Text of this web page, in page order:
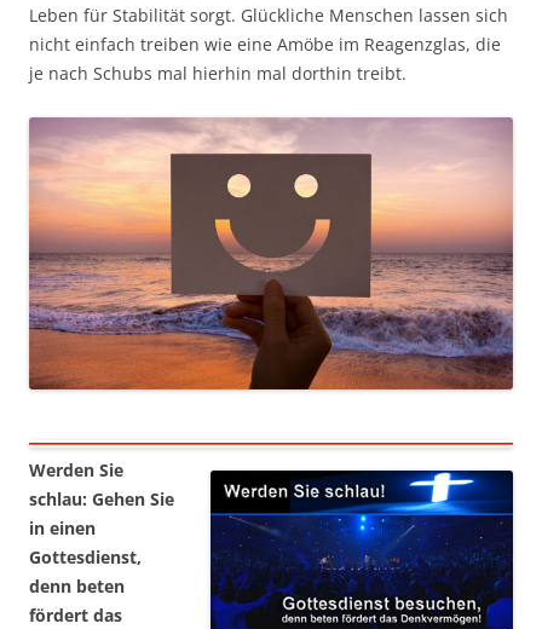
Leben für Stabilität sorgt. Glückliche Menschen lassen sich
nicht einfach treiben wie eine Amöbe im Reagenzglas, die
je nach Schubs mal hierhin mal dorthin treibt.
Werden Sie
schlau: Gehen Sie
in einen
Gottesdienst,
denn beten
fördert das